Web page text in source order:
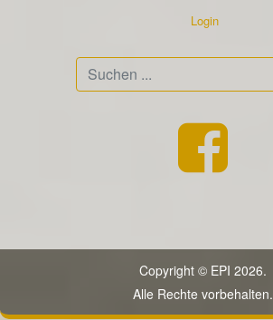
Login
Copyright © EPI 2026.
Alle Rechte vorbehalten.